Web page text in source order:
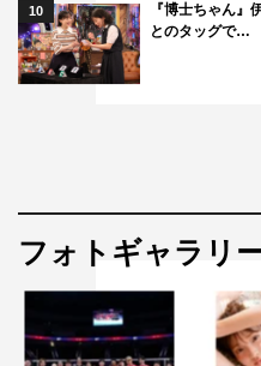
10
『博士ちゃん
とのタッグで…
フォトギャラリ